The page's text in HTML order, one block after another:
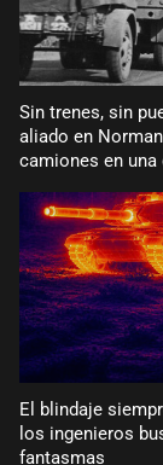
Sin trenes, sin
aliado en
camiones en una
El blindaje
los ingenieros
fantasmas